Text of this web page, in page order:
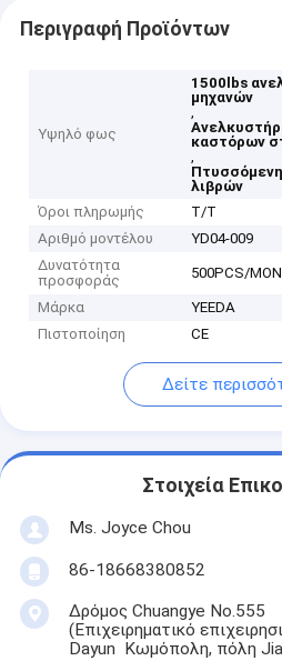
Περιγραφή Προϊόντων
Υψηλό φως
1500lbs
μηχανών
,
καστόρων
,
λιβρών
Όροι πληρωμής
T/T
Αριθμό μοντέλου
YD04-009
Δυνατότητα
προσφοράς
500PCS/
Μάρκα
YEEDA
Πιστοποίηση
CE
Δείτε
Στοιχεία
Ms. Joyce Chou
86-18668380852
Δρόμος Chuangye No.555
(Επιχειρηματικό
Dayun Κωμόπολη, πόλη